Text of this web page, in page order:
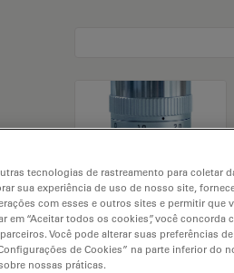
tecnologias de rastreamento para coletar
sua experiência de uso de nosso site,
com esses e outros sites e permitir que
“Aceitar todos os cookies”, você concorda
Você pode alterar suas preferências de
de Cookies” na parte inferior do
nossas práticas.